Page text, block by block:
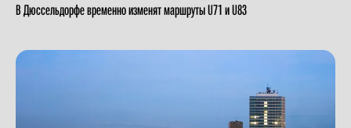
В Дюссельдорфе временно изменят маршруты U71 и U83